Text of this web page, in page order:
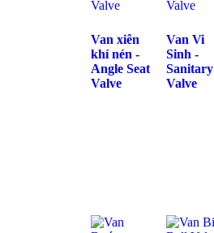
Van xiên
khí nén -
Angle Seat
Valve
Van Vi
Sinh -
Sanitary
Valve